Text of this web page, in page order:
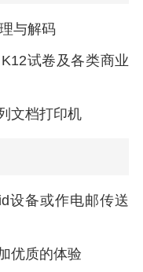
与解码
试卷及各类商业
文档打印机
设备或作电邮传送
优质的体验